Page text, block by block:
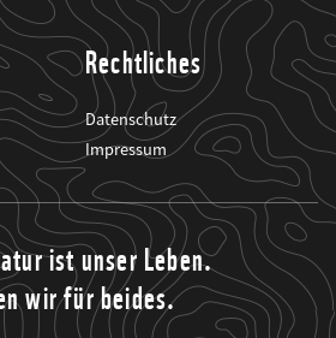
Rechtliches
Datenschutz
Impressum
ist unser Leben.
wir für beides.